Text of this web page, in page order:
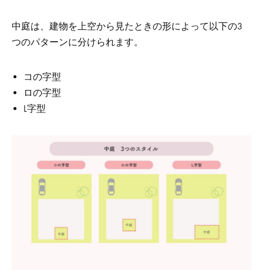
中庭は、建物を上空から見たときの形によって以下の3
つのパターンに分けられます。
コの字型
ロの字型
L字型